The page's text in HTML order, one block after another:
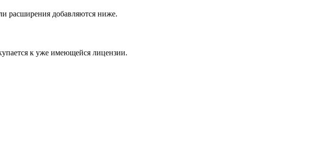
расширения добавляются ниже.
к уже имеющейся лицензии.